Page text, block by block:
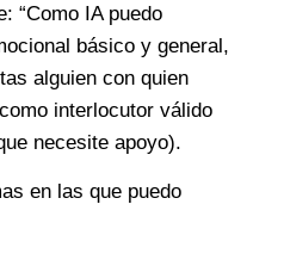
“Como IA puedo
básico y general,
alguien con quien
interlocutor válido
necesite apoyo).
en las que puedo